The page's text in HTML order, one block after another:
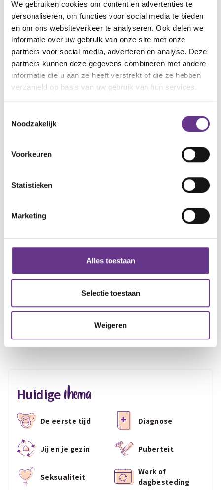
We gebruiken cookies om content en advertenties te
personaliseren, om functies voor social media te bieden
en om ons websiteverkeer te analyseren. Ook delen we
informatie over uw gebruik van onze site met onze
partners voor social media, adverteren en analyse. Deze
partners kunnen deze gegevens combineren met andere
informatie die u aan ze heeft verstrekt of die ze hebben
verzameld op basis van uw gebruik van hun services.
Noodzakelijk
Voorkeuren
Statistieken
Marketing
Alles toestaan
Selectie toestaan
Weigeren
Alle reacties lezen?
Log inen lees reacties van anderen. Stel vragen
aan de redactie, geef likes en praat mee over de
geschreven blogs en artikelen.
Facebook
LinkedIn
Meer Sophi?
voor onze nieuwsbrief en ontvang
maandelijks
de nieuwste inspirerende verhalen in je mailbox!
Huidigethema
De eerste tijd Diagnose
Jij en je gezin Puberteit
Seksualiteit
Werk of
dagbesteding